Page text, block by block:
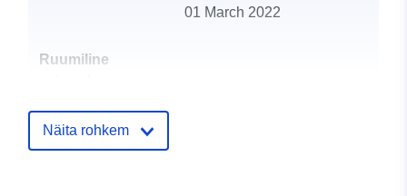
01 March 2022
Ruumiline
Identifikaatorid:
Näita rohkem